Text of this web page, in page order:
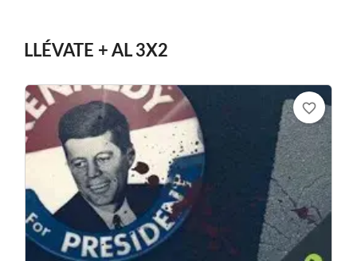
LLÉVATE + AL 3X2
favorite_border